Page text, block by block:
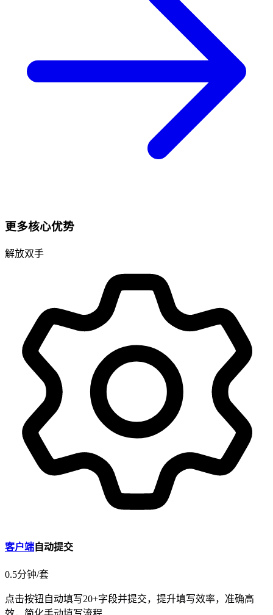
更多核心优势
解放双手
客户端自动提交
0.5分钟/套
点击按钮自动填写20+字段并提交， 提升填写效率， 准确高